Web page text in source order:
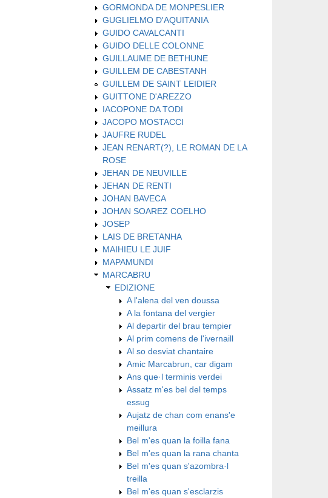
GORMONDA DE MONPESLIER
GUGLIELMO D'AQUITANIA
GUIDO CAVALCANTI
GUIDO DELLE COLONNE
GUILLAUME DE BETHUNE
GUILLEM DE CABESTANH
GUILLEM DE SAINT LEIDIER
GUITTONE D'AREZZO
IACOPONE DA TODI
JACOPO MOSTACCI
JAUFRE RUDEL
JEAN RENART(?), LE ROMAN DE LA
ROSE
JEHAN DE NEUVILLE
JEHAN DE RENTI
JOHAN BAVECA
JOHAN SOAREZ COELHO
JOSEP
LAIS DE BRETANHA
MAIHIEU LE JUIF
MAPAMUNDI
MARCABRU
EDIZIONE
A l'alena del ven doussa
A la fontana del vergier
Al departir del brau tempier
Al prim comens de l'ivernaill
Al so desviat chantaire
Amic Marcabrun, car digam
Ans que·l terminis verdei
Assatz m'es bel del temps
essug
Aujatz de chan com enans'e
meillura
Bel m'es quan la foilla fana
Bel m'es quan la rana chanta
Bel m'es quan s'azombra·l
treilla
Bel m'es quan s'esclarzis